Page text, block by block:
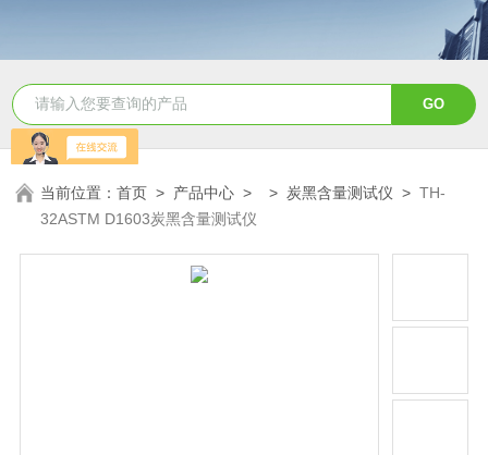
当前位置：首页 > 产品中心 > > 炭黑含量测试仪 >TH-
32ASTM D1603炭黑含量测试仪